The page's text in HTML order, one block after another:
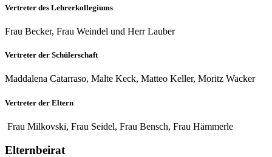
Vertreter des Lehrerkollegiums
Frau Becker, Frau Weindel und Herr Lauber
Vertreter der Schülerschaft
Maddalena Catarraso, Malte Keck, Matteo Keller, Moritz Wacker
Vertreter der Eltern
Frau Milkovski, Frau Seidel, Frau Bensch, Frau Hämmerle
Elternbeirat